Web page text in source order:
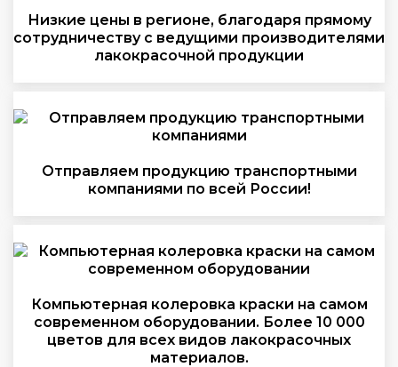
Низкие цены в регионе, благодаря прямому
сотрудничеству с ведущими производителями
лакокрасочной продукции
Отправляем продукцию транспортными
компаниями по всей России!
Компьютерная колеровка краски на самом
современном оборудовании. Более 10 000
цветов для всех видов лакокрасочных
материалов.